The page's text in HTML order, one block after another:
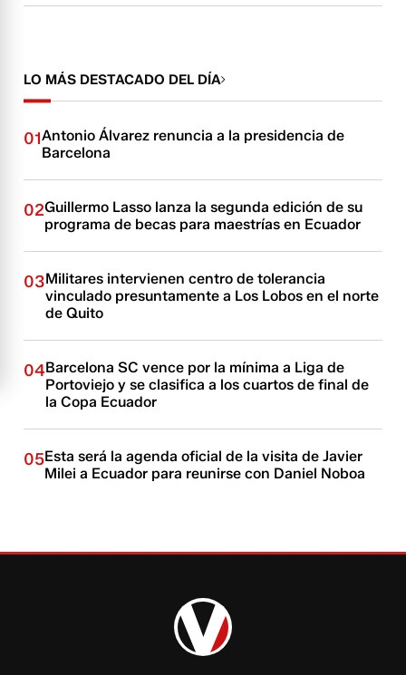
LO MÁS DESTACADO DEL DÍA
01Antonio Álvarez renuncia a la presidencia de
Barcelona
02Guillermo Lasso lanza la segunda edición de su
programa de becas para maestrías en Ecuador
03Militares intervienen centro de tolerancia
vinculado presuntamente a Los Lobos en el norte
de Quito
04Barcelona SC vence por la mínima a Liga de
Portoviejo y se clasifica a los cuartos de final de
la Copa Ecuador
05Esta será la agenda oficial de la visita de Javier
Milei a Ecuador para reunirse con Daniel Noboa